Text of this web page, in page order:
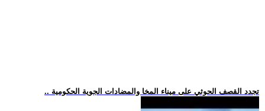
.. تجدد القصف الحوثي على ميناء المخا والمضادات الجوية الحكومية